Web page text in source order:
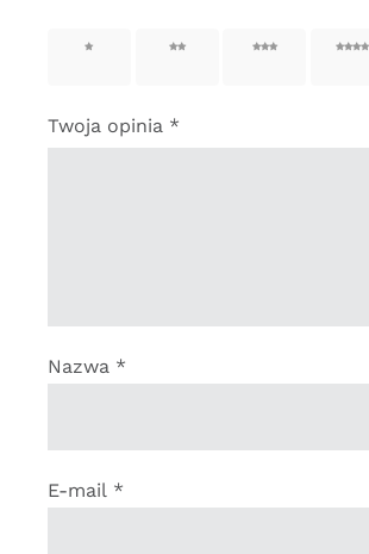
1 z 5
2 z 5
3 z 5
4 z 5
Twoja opinia *
Nazwa *
E-mail *